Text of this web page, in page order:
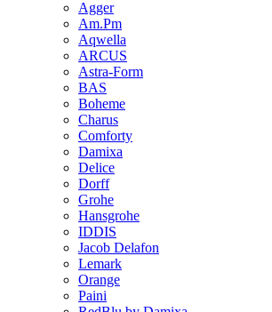
Agger
Am.Pm
Aqwella
ARCUS
Astra-Form
BAS
Boheme
Charus
Comforty
Damixa
Delice
Dorff
Grohe
Hansgrohe
IDDIS
Jacob Delafon
Lemark
Orange
Paini